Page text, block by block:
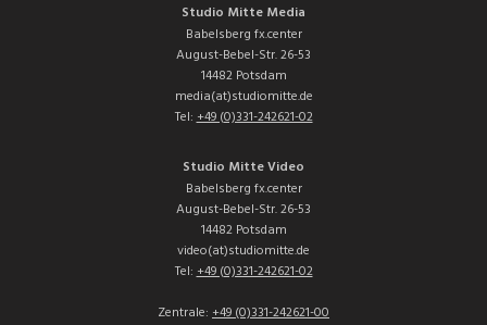
Studio Mitte Media
Babelsberg fx.center
August-Bebel-Str. 26-53
14482 Potsdam
media(at)studiomitte.de
Tel:+49 (0)331-242621-02
Studio Mitte Video
Babelsberg fx.center
August-Bebel-Str. 26-53
14482 Potsdam
video(at)studiomitte.de
Tel:+49 (0)331-242621-02
Zentrale: +49 (0)331-242621-00